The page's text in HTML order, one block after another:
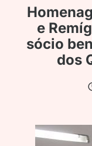
e
sócio
dos